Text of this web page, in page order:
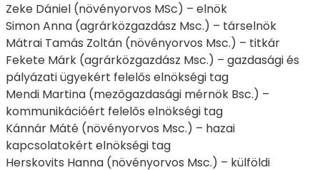
Zeke Dániel (növényorvos MSc) – elnök
Simon Anna (agrárközgazdász Msc.) – társelnök
Mátrai Tamás Zoltán (növényorvos Msc.) – titkár
Fekete Márk (agrárközgazdász Msc.) – gazdasági és
pályázati ügyekért felelős elnökségi tag
Mendi Martina (mezőgazdasági mérnök Bsc.) –
kommunikációért felelős elnökségi tag
Kánnár Máté (növényorvos Msc.) – hazai
kapcsolatokért elnökségi tag
Herskovits Hanna (növényorvos Msc.) – külföldi